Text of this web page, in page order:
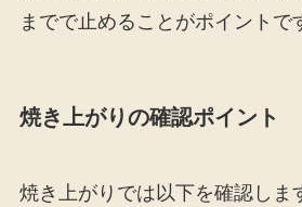
までで止めることがポイントで
焼き上がりの確認ポイント
焼き上がりでは以下を確認しま